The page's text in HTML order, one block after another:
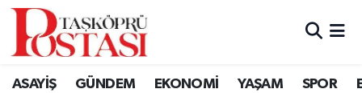
ASAYİŞ GÜNDEM EKONOMİ YAŞAM SPOR
Kastamonu Vefat Edenler